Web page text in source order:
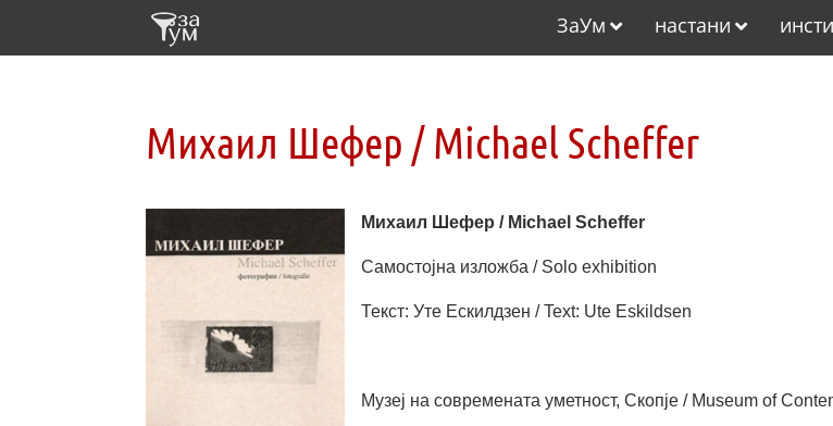
ЗаУм настани
Михаил Шефер / Michael Scheffer
Михаил Шефер / Michael Scheffer
Самостојна изложба / Solo exhibition
Текст: Уте Ескилдзен / Text: Ute Eskildsen
Музеј на современата уметност, Скопје / Museum of